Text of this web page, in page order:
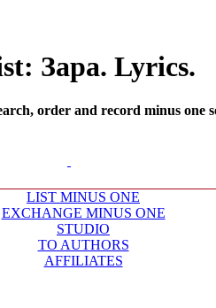
Зара. Lyrics.
order and record minus one
LIST MINUS ONE
EXCHANGE MINUS ONE
STUDIO
TO AUTHORS
AFFILIATES